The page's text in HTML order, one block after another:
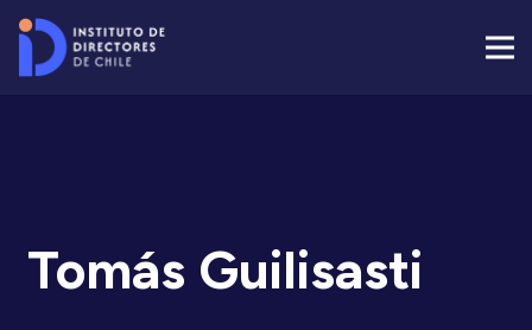
Tomás Guilisasti